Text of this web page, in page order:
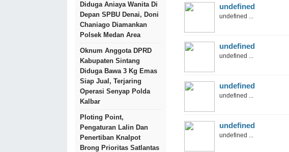
Diduga Aniaya Wanita Di
Depan SPBU Denai, Doni
Chaniago Diamankan
Polsek Medan Area
Oknum Anggota DPRD
Kabupaten Sintang
Diduga Bawa 3 Kg Emas
Siap Jual, Terjaring
Operasi Senyap Polda
Kalbar
Ploting Point,
Pengaturan Lalin Dan
Penertiban Knalpot
Brong Prioritas Satlantas
undefined
undefined ...
undefined
undefined ...
undefined
undefined ...
undefined
undefined ...